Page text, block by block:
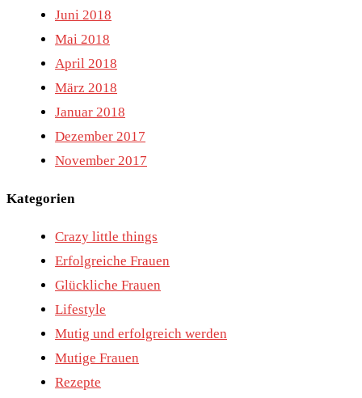
Juni 2018
Mai 2018
April 2018
März 2018
Januar 2018
Dezember 2017
November 2017
Kategorien
Crazy little things
Erfolgreiche Frauen
Glückliche Frauen
Lifestyle
Mutig und erfolgreich werden
Mutige Frauen
Rezepte